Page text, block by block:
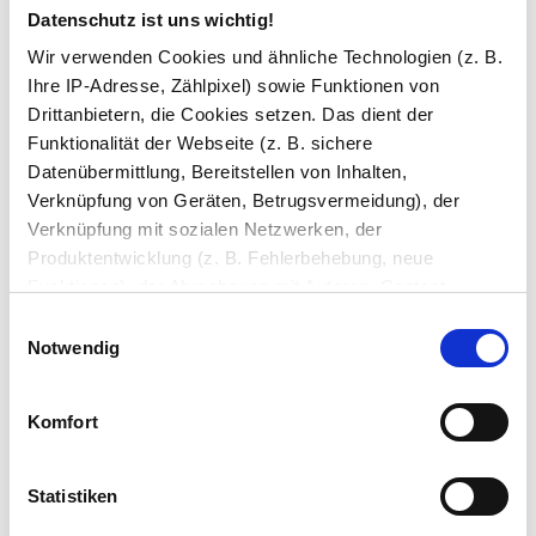
Datenschutz ist uns wichtig!
Wir verwenden Cookies und ähnliche Technologien (z. B.
Ihre IP-Adresse, Zählpixel) sowie Funktionen von
Drittanbietern, die Cookies setzen. Das dient der
Funktionalität der Webseite (z. B. sichere
Datenübermittlung, Bereitstellen von Inhalten,
Verknüpfung von Geräten, Betrugsvermeidung), der
Verknüpfung mit sozialen Netzwerken, der
Produktentwicklung (z. B. Fehlerbehebung, neue
(z. B. Ladezeiten, personalisierte Inhalte,
Bereitstellung und Messen von Anzeigen, personalisierte
Anzeigen, Retargeting).
Die Einzelheiten können Sie unter Datenschutz
nachlesen. Über den Link "Cookies" am Seitenende
Notwendig
Komfort
Statistiken
und Fernseher im Blick haben.
TV mit Smart OS optional, siehe technische Daten.
Badspiegel an die Wand montieren